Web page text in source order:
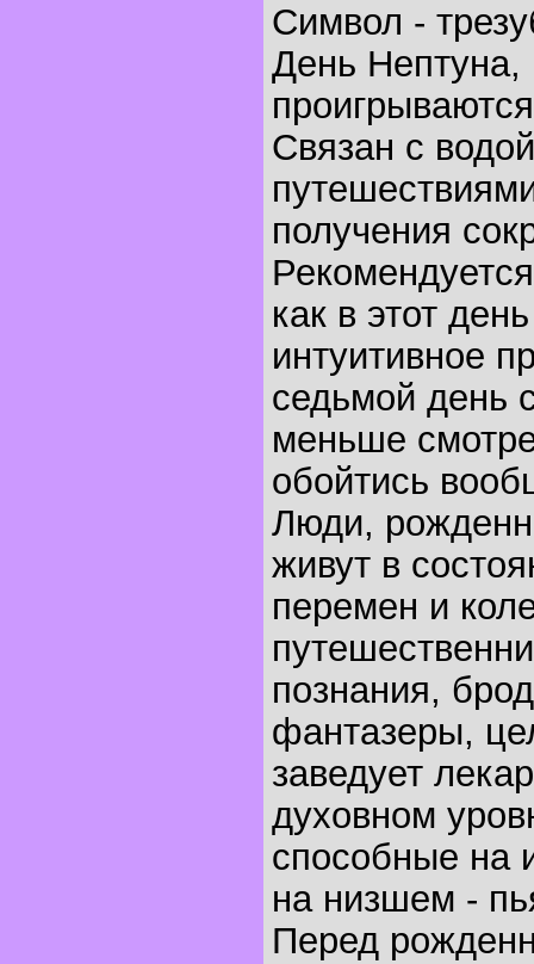
Символ -
День Нептуна,
Связан с
получения
как в этот
интуитивное
седьмой день
меньше
обойтись
Люди,
живут в
перемен и
познания,
фантазеры,
заведует
духовном
способные на
на низшем -
Перед